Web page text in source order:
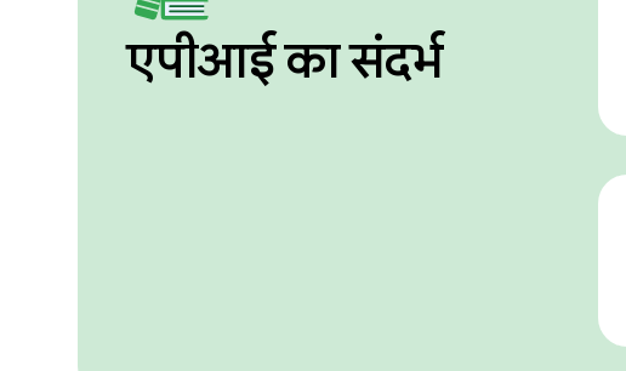
एपीआई का संदर्भ